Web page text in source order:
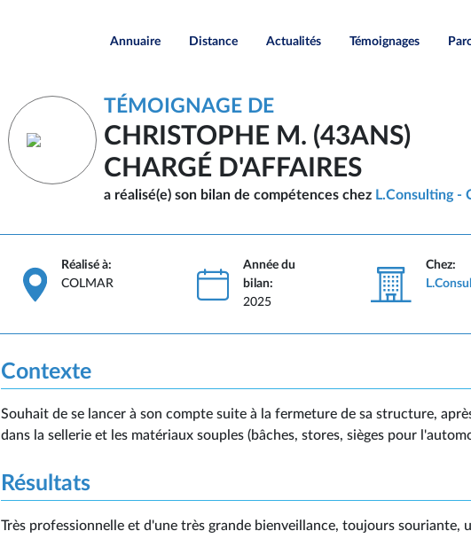
Annuaire Distance Actualités Témoignages
TÉMOIGNAGE DE
CHRISTOPHE M. (43ANS)
CHARGÉ D'AFFAIRES
a réalisé(e) son bilan de compétences chez L.Consulting -
Réalisé à:
COLMAR
Année du
bilan:
2025
Chez:
Contexte
Souhait de se lancer à son compte suite à la fermeture de sa structure,
dans la sellerie et les matériaux souples (bâches, stores, sièges pour
Résultats
Très professionnelle et d'une très grande bienveillance, toujours souriante,